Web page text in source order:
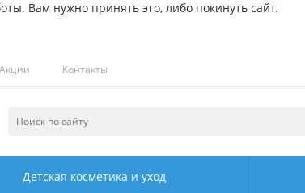
Вам нужно принять это, либо покинуть сайт.
Акции Контакты
Детская косметика и уход